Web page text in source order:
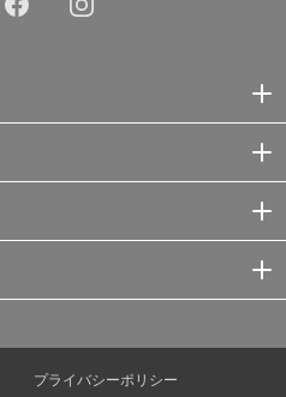
プライバシーポリシー